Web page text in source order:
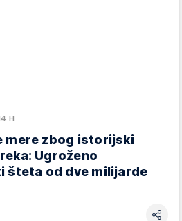
H
mere zbog istorijski
Ugroženo
šteta od dve milijarde